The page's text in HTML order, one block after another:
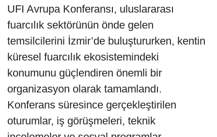
UFI Avrupa Konferansı, uluslararası
fuarcılık sektörünün önde gelen
temsilcilerini İzmir’de buluştururken, kentin
küresel fuarcılık ekosistemindeki
konumunu güçlendiren önemli bir
organizasyon olarak tamamlandı.
Konferans süresince gerçekleştirilen
oturumlar, iş görüşmeleri, teknik